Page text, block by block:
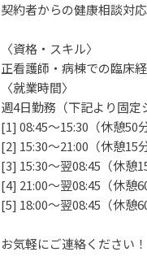
契約者からの健康相談対
〈資格・スキル〉
正看護師・病棟での臨床
〈就業時間〉
週4日勤務（下記より固定
[1] 08:45～15:30（休憩50分
[2] 15:30～21:00（休憩15分
[3] 15:30～翌08:45（休憩
[4] 21:00～翌08:45（休憩
[5] 18:00～翌08:45（休憩
お気軽にご連絡ください！